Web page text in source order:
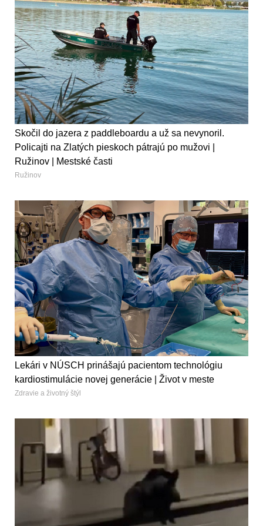
Skočil do jazera z paddleboardu a už sa nevynoril.
Policajti na Zlatých pieskoch pátrajú po mužovi |
Ružinov | Mestské časti
Ružinov
Lekári v NÚSCH prinášajú pacientom technológiu
kardiostimulácie novej generácie | Život v meste
Zdravie a životný štýl